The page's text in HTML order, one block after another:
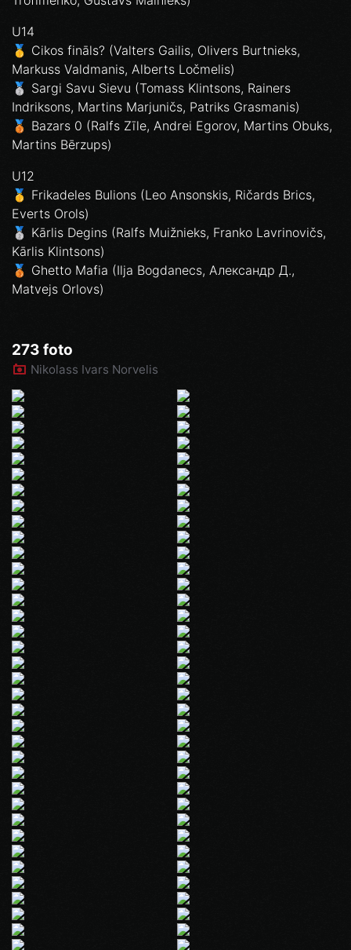
U14
🥇 Cikos fināls? (Valters Gailis, Olivers Burtnieks,
Markuss Valdmanis, Alberts Ločmelis)
🥈 Sargi Savu Sievu (Tomass Klintsons, Rainers
Indriksons, Martins Marjuničs, Patriks Grasmanis)
🥉 Bazars 0 (Ralfs Zīle, Andrei Egorov, Martins Obuks,
Martins Bērzups)
U12
🥇 Frikadeles Bulions (Leo Ansonskis, Ričards Brics,
Everts Orols)
🥈 Kārlis Degins (Ralfs Muižnieks, Franko Lavrinovičs,
Kārlis Klintsons)
🥉 Ghetto Mafia (Ilja Bogdanecs, Александр Д.,
Matvejs Orlovs)
273 foto
Nikolass Ivars Norvelis